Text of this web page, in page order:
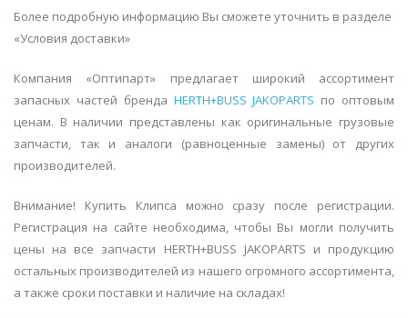
Более подробную информацию Вы сможете уточнить в разделе
«Условия доставки»
Компания «Оптипарт» предлагает широкий ассортимент
запасных частей бренда HERTH+BUSS JAKOPARTS по оптовым
ценам. В наличии представлены как оригинальные грузовые
запчасти, так и аналоги (равноценные замены) от других
производителей.
Внимание! Купить Клипса можно сразу после регистрации.
Регистрация на сайте необходима, чтобы Вы могли получить
цены на все запчасти HERTH+BUSS JAKOPARTS и продукцию
остальных производителей из нашего огромного ассортимента,
а также сроки поставки и наличие на складах!